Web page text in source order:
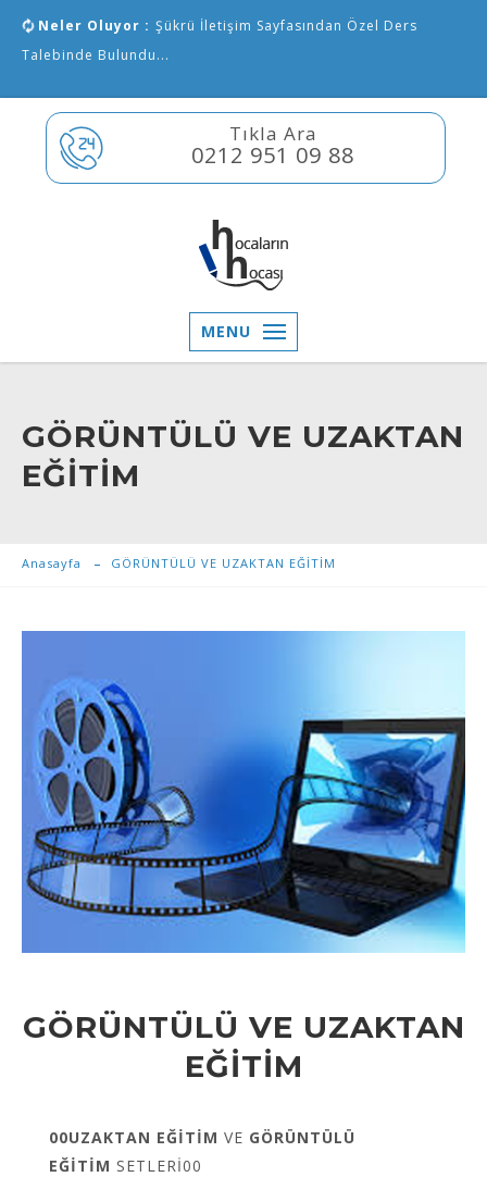
Neler Oluyor : Şükrü İletişim Sayfasından Özel Ders
Talebinde Bulundu...
Tıkla Ara
0212 951 09 88
MENU
GÖRÜNTÜLÜ VE UZAKTAN
EĞİTİM
Anasayfa GÖRÜNTÜLÜ VE UZAKTAN EĞİTİM
GÖRÜNTÜLÜ VE UZAKTAN
EĞİTİM
00UZAKTAN EĞİTİM VE GÖRÜNTÜLÜ
EĞİTİM SETLERİ00